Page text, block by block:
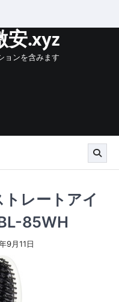
安.xyz
ョンを含みます
レートアイ
85WH
9月11日